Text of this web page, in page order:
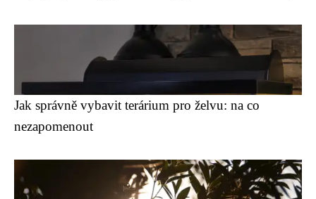
Jak správně vybavit terárium pro želvu: na co
nezapomenout